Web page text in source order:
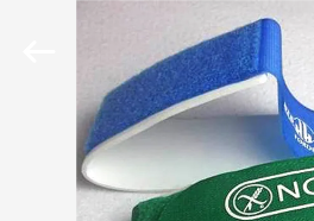
CASA.
PRODOTTI